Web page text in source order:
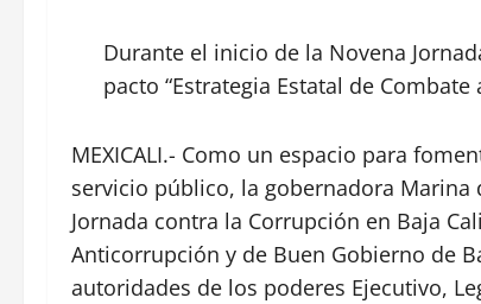
Durante el inicio de la Novena
pacto “Estrategia Estatal de Combate
MEXICALI.- Como un espacio para
servicio público, la gobernadora Marina
Jornada contra la Corrupción en Baja
Anticorrupción y de Buen Gobierno de
autoridades de los poderes Ejecutivo,